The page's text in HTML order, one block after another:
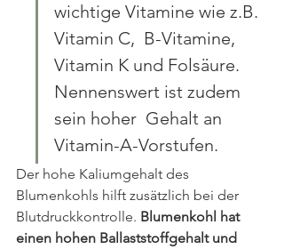
wichtige Vitamine wie z.B.
Vitamin C,  B-Vitamine,
Vitamin K und Folsäure.
Nennenswert ist zudem
sein hoher  Gehalt an
Vitamin-A-Vorstufen.
Der hohe Kaliumgehalt des
Blumenkohls hilft zusätzlich bei der
Blutdruckkontrolle. Blumenkohl hat
einen hohen Ballaststoffgehalt und